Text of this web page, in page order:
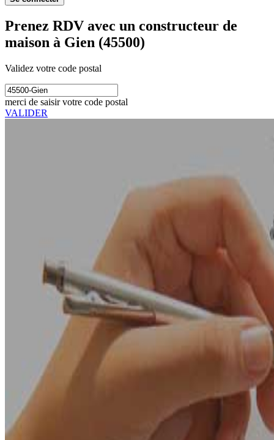
Prenez RDV avec un constructeur de
maison à Gien (45500)
Validez votre code postal
merci de saisir votre code postal
VALIDER